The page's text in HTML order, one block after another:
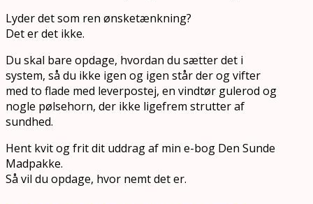
Lyder det som ren ønsketænkning?
Det er det ikke.
Du skal bare opdage, hvordan du sætter det i
system, så du ikke igen og igen står der og vifter
med to flade med leverpostej, en vindtør gulerod og
nogle pølsehorn, der ikke ligefrem strutter af
sundhed.
Hent kvit og frit dit uddrag af min e-bog Den Sunde
Madpakke.
Så vil du opdage, hvor nemt det er.